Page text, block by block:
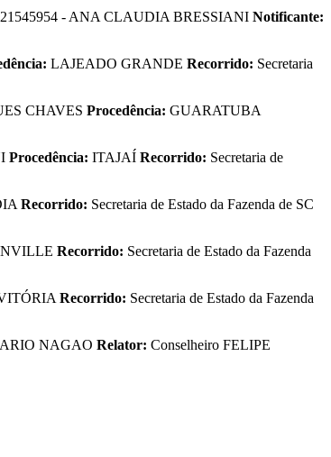
- ANA CLAUDIA BRESSIANI Notificante:
LAJEADO GRANDE Recorrido: Secretaria
CHAVES Procedência: GUARATUBA
Procedência: ITAJAÍ Recorrido: Secretaria de
Recorrido: Secretaria de Estado da Fazenda de SC
Recorrido: Secretaria de Estado da Fazenda
Recorrido: Secretaria de Estado da Fazenda
NAGAO Relator: Conselheiro FELIPE